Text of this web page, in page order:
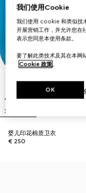
婴儿印花棉质卫衣
€ 250
我们使用Cookie
我们使用 cookie 和类似技
开展营销工作，并允许您在
表示您同意本使用条款。
要了解此类技术及其在本网
Cookie 政策。
OK